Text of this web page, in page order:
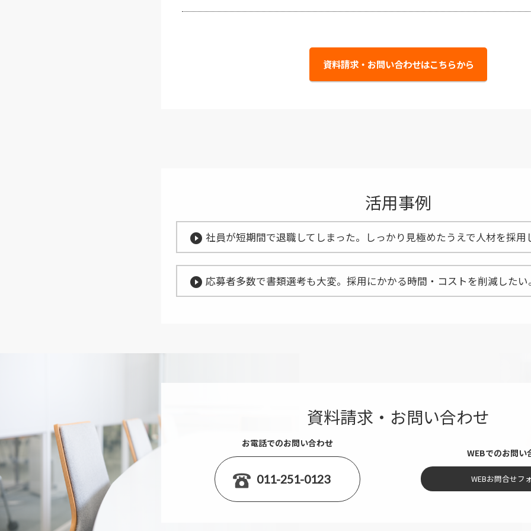
資料請求・お問い合わせはこちらから
活用事例
play_circle_filled 社員が短期間で退職してしまった。しっかり見極めたうえで人材を採用
play_circle_filled 応募者多数で書類選考も大変。採用にかかる時間・コストを削減したい
資料請求・お問い合わせ
お電話でのお問い合わせ
011-251-0123
WEBでのお問い
WEBお問合せフ